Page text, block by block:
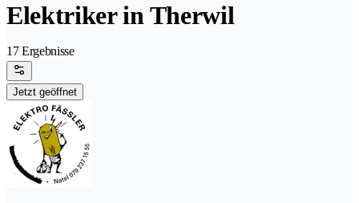
Elektriker in Therwil
17 Ergebnisse
Jetzt geöffnet